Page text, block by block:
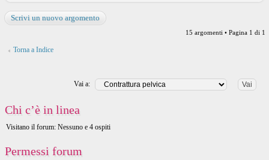
Scrivi un nuovo argomento
15 argomenti • Pagina 1 di 1
Torna a Indice
Vai a:
Chi c’è in linea
Visitano il forum: Nessuno e 4 ospiti
Permessi forum